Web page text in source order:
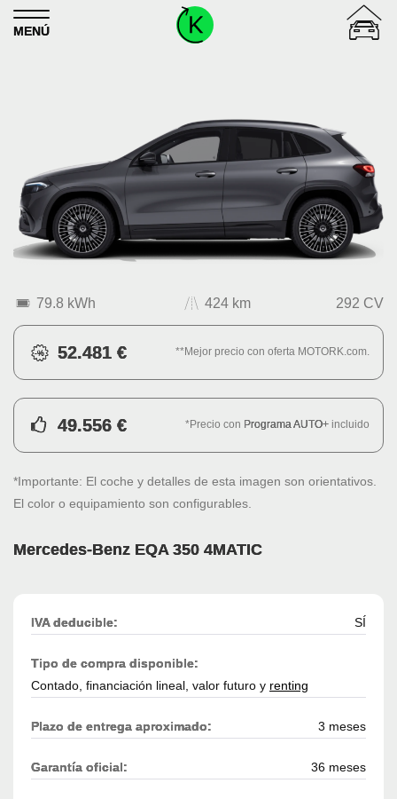
Skip to content
MENÚ
79.8 kWh 424 km 292 CV
52.481 € **Mejor precio con oferta MOTORK.com.
49.556 € *Precio con Programa AUTO+ incluido
*Importante: El coche y detalles de esta imagen son orientativos.
El color o equipamiento son configurables.
Mercedes-Benz EQA 350 4MATIC
IVA deducible: SÍ
Tipo de compra disponible:
Contado, financiación lineal, valor futuro y renting
Plazo de entrega aproximado: 3 meses
Garantía oficial: 36 meses